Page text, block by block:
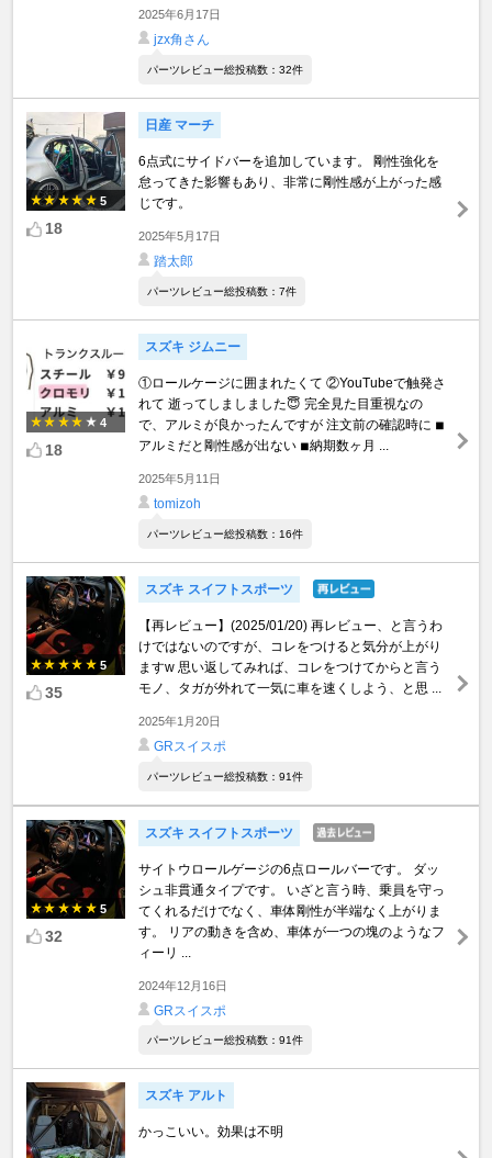
2025年6月17日
jzx角さん
パーツレビュー総投稿数：32件
5
18
日産 マーチ
6点式にサイドバーを追加しています。 剛性強化を
怠ってきた影響もあり、非常に剛性感が上がった感
じです。
2025年5月17日
踏太郎
パーツレビュー総投稿数：7件
4
18
スズキ ジムニー
①ロールケージに囲まれたくて ②YouTubeで触発さ
れて 逝ってしましました😇 完全見た目重視なの
で、アルミが良かったんですが 注文前の確認時に ◾︎
アルミだと剛性感が出ない ◾︎納期数ヶ月 ...
2025年5月11日
tomizoh
パーツレビュー総投稿数：16件
5
35
スズキ スイフトスポーツ
【再レビュー】(2025/01/20) 再レビュー、と言うわ
けではないのですが、コレをつけると気分が上がり
ますw 思い返してみれば、コレをつけてからと言う
モノ、タガが外れて一気に車を速くしよう、と思 ...
2025年1月20日
GRスイスポ
パーツレビュー総投稿数：91件
5
32
スズキ スイフトスポーツ
サイトウロールゲージの6点ロールバーです。 ダッ
シュ非貫通タイプです。 いざと言う時、乗員を守っ
てくれるだけでなく、車体剛性が半端なく上がりま
す。 リアの動きを含め、車体が一つの塊のようなフ
ィーリ ...
2024年12月16日
GRスイスポ
パーツレビュー総投稿数：91件
スズキ アルト
かっこいい。効果は不明